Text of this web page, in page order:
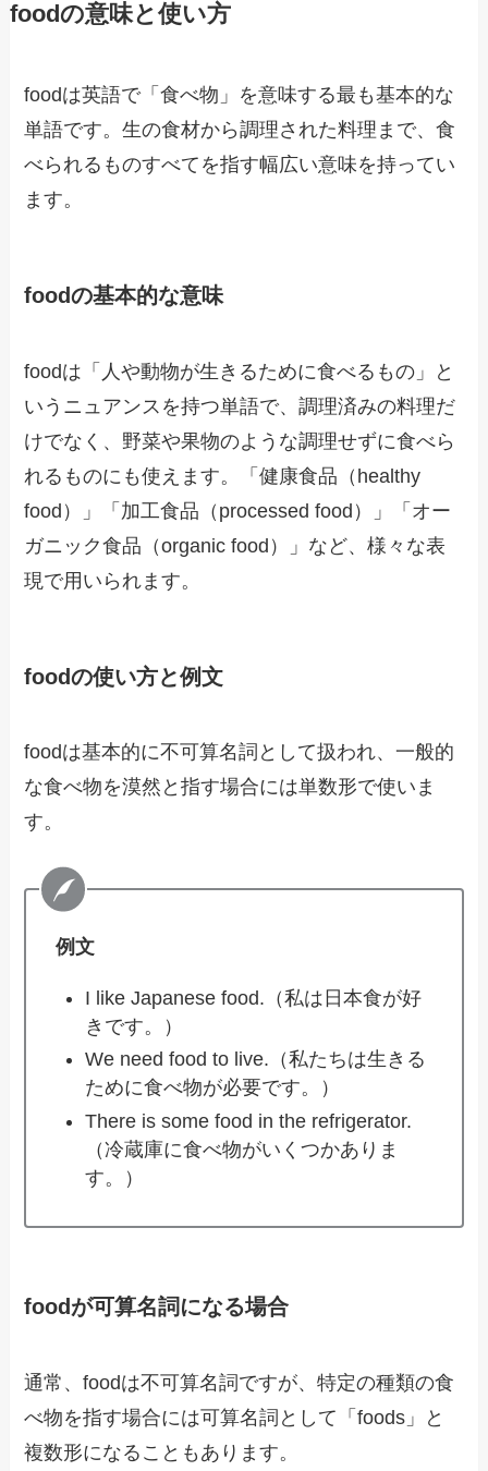
foodの意味と使い方
foodは英語で「食べ物」を意味する最も基本的な
単語です。生の食材から調理された料理まで、食
べられるものすべてを指す幅広い意味を持ってい
ます。
foodの基本的な意味
foodは「人や動物が生きるために食べるもの」と
いうニュアンスを持つ単語で、調理済みの料理だ
けでなく、野菜や果物のような調理せずに食べら
れるものにも使えます。「健康食品（healthy
food）」「加工食品（processed food）」「オー
ガニック食品（organic food）」など、様々な表
現で用いられます。
foodの使い方と例文
foodは基本的に不可算名詞として扱われ、一般的
な食べ物を漠然と指す場合には単数形で使いま
す。
例文
I like Japanese food.（私は日本食が好
きです。）
We need food to live.（私たちは生きる
ために食べ物が必要です。）
There is some food in the refrigerator.
（冷蔵庫に食べ物がいくつかありま
す。）
foodが可算名詞になる場合
通常、foodは不可算名詞ですが、特定の種類の食
べ物を指す場合には可算名詞として「foods」と
複数形になることもあります。